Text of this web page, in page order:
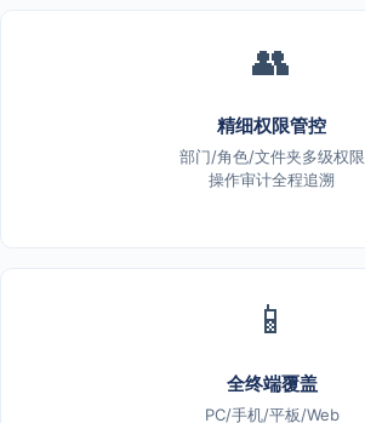
👥
精细权限管控
部门/角色/文件夹多级权限
操作审计全程追溯
📱
全终端覆盖
PC/手机/平板/Web